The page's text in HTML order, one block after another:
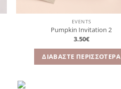
EVENTS
Pumpkin Invitation 2
3.50€
ΔΙΑΒΆΣΤΕ ΠΕΡΙΣΣΌΤΕΡΑ